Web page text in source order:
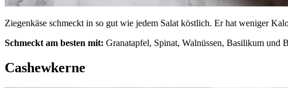
Ziegenkäse schmeckt in so gut wie jedem Salat köstlich. Er hat weniger
Schmeckt am besten mit: Granatapfel, Spinat, Walnüssen, Basilikum und
Cashewkerne